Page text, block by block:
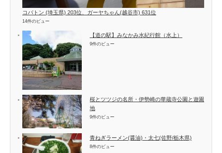
コバトン (埼玉県) 203位、ガーヤちゃん(越谷市) 631位
14件のビュー
【道の駅】みなかみ水紀行館（水上）
9件のビュー
桜とツツジの名所・伊勢崎の華蔵寺公園と遊園
地
9件のビュー
青ねぎラーメン(醤油)・太七(佐野/栃木県)
8件のビュー